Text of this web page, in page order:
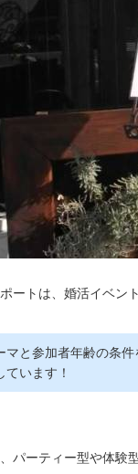
ートは、婚活イベン
マと参加者年齢の条
ています！
パーティー型や体験